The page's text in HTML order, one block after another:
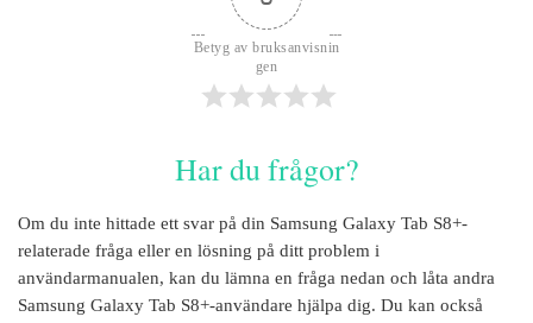
Betyg av bruksanvisnin
gen
Har du frågor?
Om du inte hittade ett svar på din Samsung Galaxy Tab S8+-
relaterade fråga eller en lösning på ditt problem i
användarmanualen, kan du lämna en fråga nedan och låta andra
Samsung Galaxy Tab S8+-användare hjälpa dig. Du kan också